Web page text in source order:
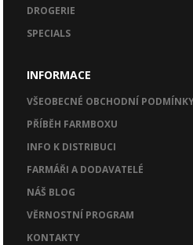
DROGERIE
SPECIALS
INFORMACE
VŠEOBECNÉ OBCHODNÍ
PŘÍBĚH FARMBOXU
INFO K DISTRIBUCI
FARMÁŘI A DODAVATELÉ
NÁŠ BLOG
VĚRNOSTNÍ PROGRAM
KONTAKTY